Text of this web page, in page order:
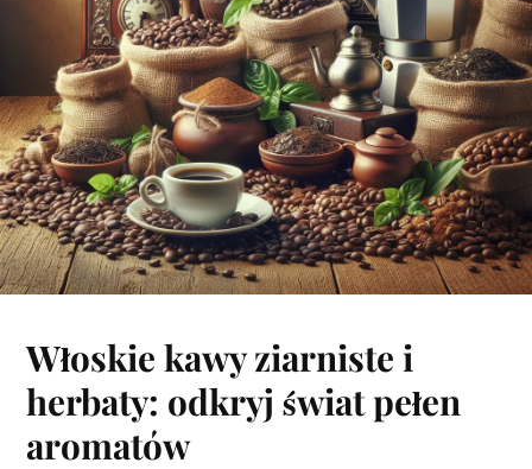
Włoskie kawy ziarniste i
herbaty: odkryj świat pełen
aromatów